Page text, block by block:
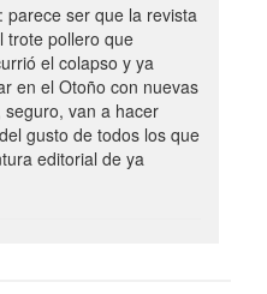
ser que la revista
trote pollero que
el colapso y ya
en el Otoño con nuevas
van a hacer
gusto de todos los que
editorial de ya